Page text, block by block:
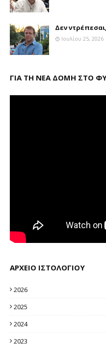
Δεν
Ιουλίου 25, 2026
ΓΙΑ ΤΗ ΝΕΑ ΔΟΜΗ ΣΤΟ
ΑΡΧΕΙΟ ΙΣΤΟΛΟΓΙΟΥ
2026
2025
2024
2023